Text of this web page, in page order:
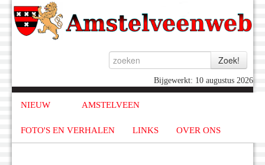
Bijgewerkt: 10 augustus 2026
NIEUW AMSTELVEEN
FOTO'S EN VERHALEN LINKS OVER ONS